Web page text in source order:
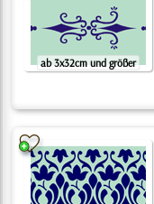
ab 3x32cm und größer